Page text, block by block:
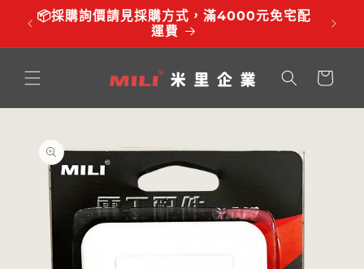
跳至內
容
📦採購詢價請見採購方式，滿4000元免宅配
運費
⏰服
物
品資訊